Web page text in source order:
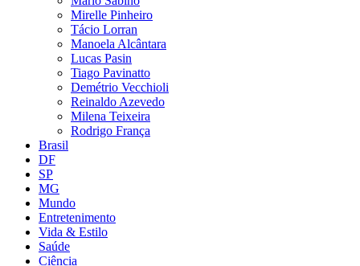
Mirelle Pinheiro
Tácio Lorran
Manoela Alcântara
Lucas Pasin
Tiago Pavinatto
Demétrio Vecchioli
Reinaldo Azevedo
Milena Teixeira
Rodrigo França
Brasil
DF
SP
MG
Mundo
Entretenimento
Vida & Estilo
Saúde
Ciência